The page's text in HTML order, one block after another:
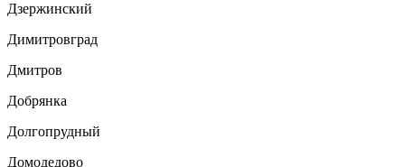
Дзержинский
Димитровград
Дмитров
Добрянка
Долгопрудный
Домодедово